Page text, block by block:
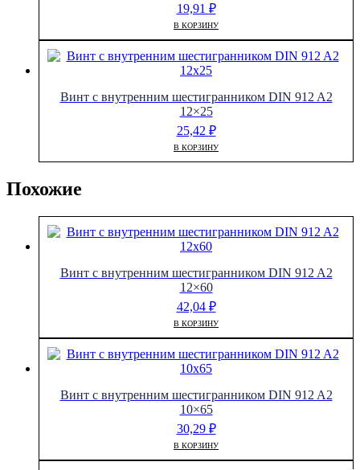
19,91 ₽
В КОРЗИНУ
Винт с внутренним шестигранником DIN 912 A2
12×25
25,42 ₽
В КОРЗИНУ
Похожие
Винт с внутренним шестигранником DIN 912 A2
12×60
42,04 ₽
В КОРЗИНУ
Винт с внутренним шестигранником DIN 912 A2
10×65
30,29 ₽
В КОРЗИНУ